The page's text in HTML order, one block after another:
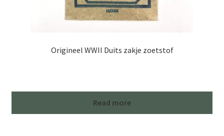
Origineel WWII Duits zakje zoetstof
Read more